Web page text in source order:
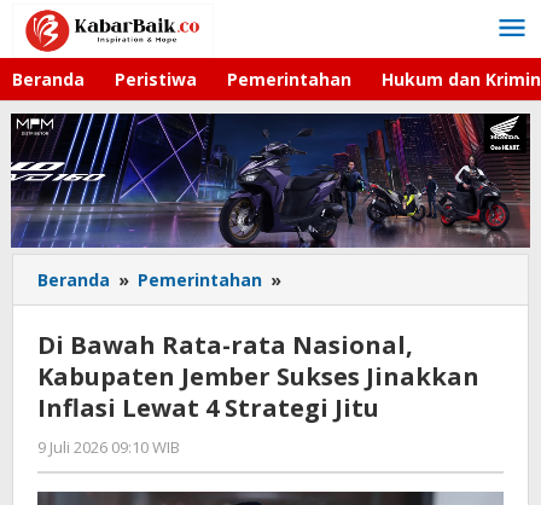
Lewati
konten
Beranda Peristiwa Pemerintahan Hukum dan
Beranda » Pemerintahan »
Bawah
rata
Nasional,
Kabupaten
Di Bawah Rata-rata Nasional,
Kabupaten Jember Sukses Jinakkan
Inflasi Lewat 4 Strategi Jitu
9 Juli 2026 09:10 WIB
Andika
DP